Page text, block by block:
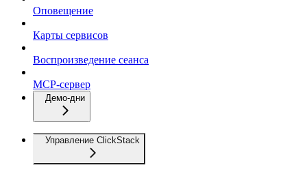
Оповещение
Карты сервисов
Воспроизведение сеанса
MCP-сервер
Демо-дни
Управление ClickStack